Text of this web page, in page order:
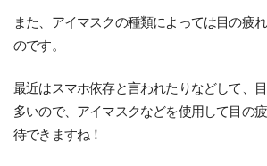
また、アイマスクの種類によっては目の疲
のです。
最近はスマホ依存と言われたりなどして、
多いので、アイマスクなどを使用して目の
待できますね！